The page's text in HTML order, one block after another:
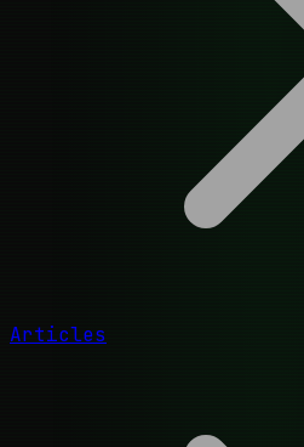
Articles